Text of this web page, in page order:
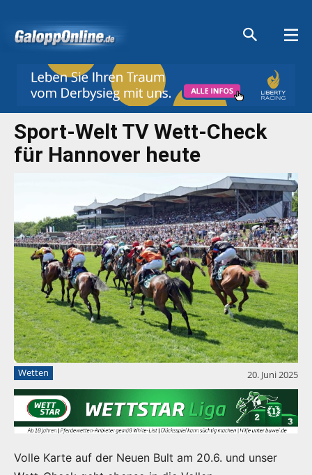
Sport-Welt TV Wett-Check
für Hannover heute
Wetten 20. Juni 2025
Volle Karte auf der Neuen Bult am 20.6. und unser